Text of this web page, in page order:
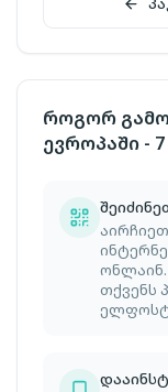
როგორ
ევროპაში -
ონლაინ.
თქვენს